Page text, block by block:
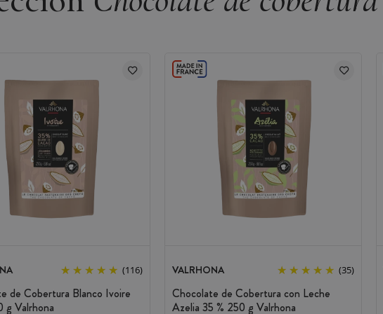
los cacaoteros
pura
este chocolate se marida de maravilla con
mango, café y caramelo.
chocolate rubio Dulcey 35% / 250 g de
(116)
de Cobertura Blanco Ivoire
g Valrhona
VALRHONA (35)
Chocolate de Cobertura con Leche
Azelia 35 % 250 g Valrhona